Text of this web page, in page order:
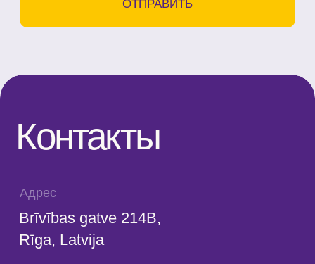
010001956
© 2023. Все права защищены.
Центр доктора Бубновского в